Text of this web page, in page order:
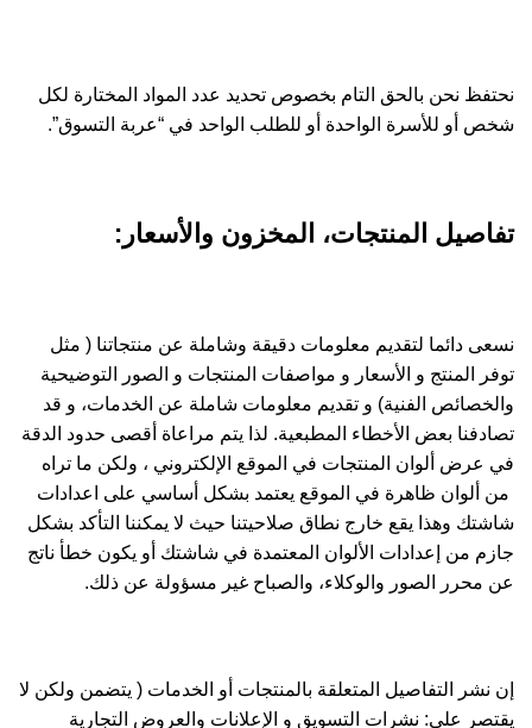
نحتفظ نحن بالحق التام بخصوص تحديد عدد المواد المختارة لكل
شخص أو للأسرة الواحدة أو للطلب الواحد في “عربة التسوق”.
تفاصيل المنتجات، المخزون والأسعار:
نسعى دائما لتقديم معلومات دقيقة وشاملة عن منتجاتنا ( مثل
توفر المنتج و الأسعار و مواصفات المنتجات و الصور التوضيحية
والخصائص الفنية) و تقديم معلومات شاملة عن الخدمات، و قد
تصادفنا بعض الأخطاء المطبعية. لذا يتم مراعاة أقصى حدود الدقة
في عرض ألوان المنتجات في الموقع الإلكتروني ، ولكن ما تراه
من ألوان ظاهرة في الموقع يعتمد بشكل أساسي على اعدادات
شاشتك وهذا يقع خارج نطاق صلاحيتنا حيث لا يمكننا التأكد بشكل
جازم من إعدادات الألوان المعتمدة في شاشتك أو يكون خطأ ناتج
عن محرر الصور والوكلاء، والصباح غير مسؤولة عن ذلك.
إن نشر التفاصيل المتعلقة بالمنتجات أو الخدمات ( يتضمن ولكن لا
يقتصر على: نشرات التسويق و الإعلانات والعروض التجارية